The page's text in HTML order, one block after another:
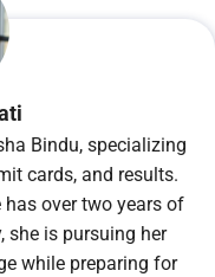
Bindu, specializing
cards, and results.
over two years of
she is pursuing her
while preparing for